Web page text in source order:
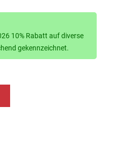
10% Rabatt auf diverse
gekennzeichnet.